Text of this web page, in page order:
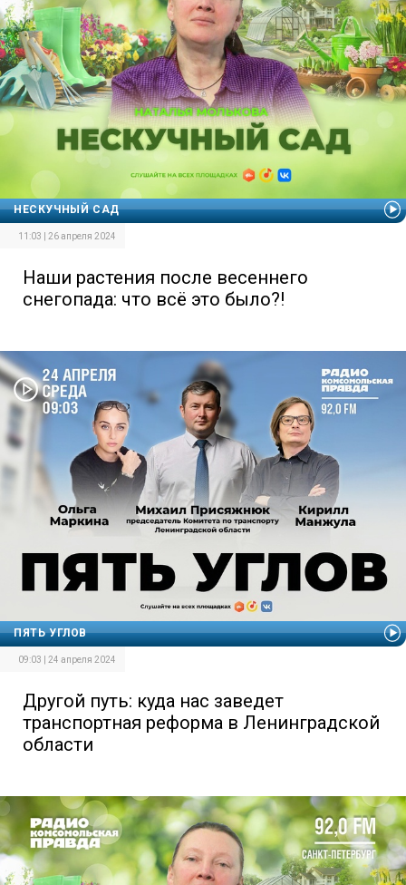
НЕСКУЧНЫЙ САД
11:03 | 26 апреля 2024
Наши растения после весеннего
снегопада: что всё это было?!
ПЯТЬ УГЛОВ
09:03 | 24 апреля 2024
Другой путь: куда нас заведет
транспортная реформа в Ленинградской
области